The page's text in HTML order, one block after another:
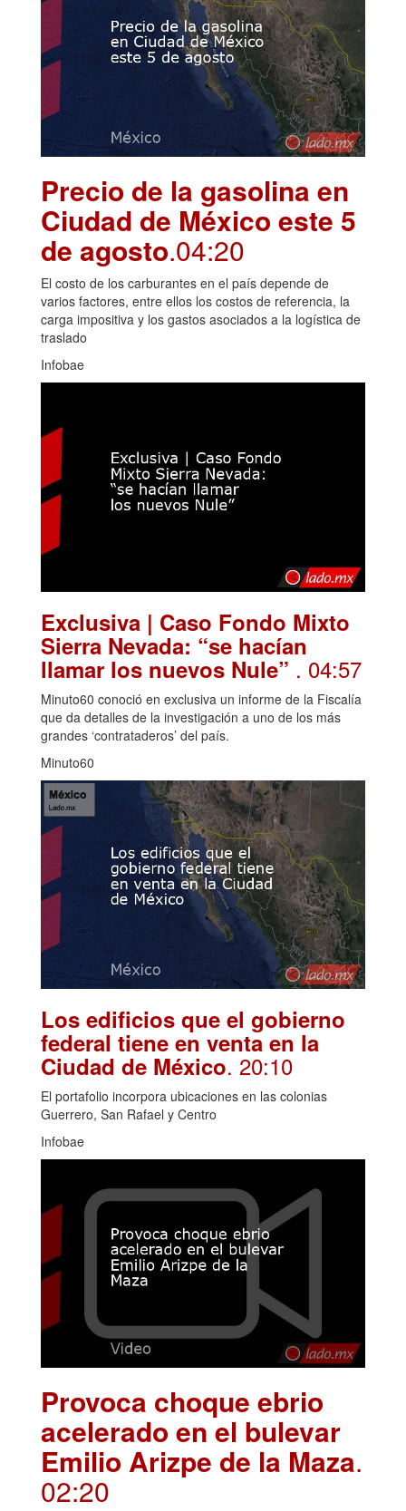
Precio de la gasolina en
Ciudad de México este 5
de agosto.04:20
El costo de los carburantes en el país depende de
varios factores, entre ellos los costos de referencia, la
carga impositiva y los gastos asociados a la logística de
traslado
Infobae
Exclusiva | Caso Fondo Mixto
Sierra Nevada: “se hacían
llamar los nuevos Nule” . 04:57
Minuto60 conoció en exclusiva un informe de la Fiscalía
que da detalles de la investigación a uno de los más
grandes ‘contrataderos’ del país.
Minuto60
Los edificios que el gobierno
federal tiene en venta en la
Ciudad de México. 20:10
El portafolio incorpora ubicaciones en las colonias
Guerrero, San Rafael y Centro
Infobae
Provoca choque ebrio
acelerado en el bulevar
Emilio Arizpe de la Maza.
02:20